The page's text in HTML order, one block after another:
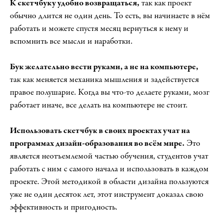
К скетчбуку удобно возвращаться, так как проект
обычно длится не один день. То есть, вы начинаете в нём
работать и можете спустя месяц вернуться к нему и
вспомнить все мысли и наработки.
Бук желательно вести руками, а не на компьютере,
так как меняется механика мышления и задействуется
правое полушарие. Когда вы что-то делаете руками, мозг
работает иначе, все делать на компьютере не стоит.
Использовать скетчбук в своих проектах учат на
программах дизайн-образования во всём мире. Это
является неотъемлемой частью обучения, студентов учат
работать с ним с самого начала и использовать в каждом
проекте. Этой методикой в области дизайна пользуются
уже не один десяток лет, этот инструмент доказал свою
эффективность и пригодность.